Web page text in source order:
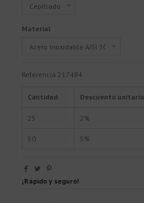
Material
Referencia 217484
Cantidad Descuento unitario
25 2%
50 5%
¡Rápido y seguro!